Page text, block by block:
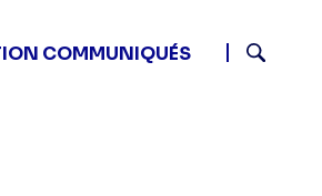
COMMUNIQUÉS